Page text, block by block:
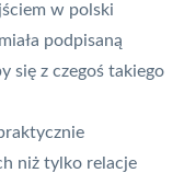
w polski
podpisaną
się z czegoś takiego
niż tylko relacje